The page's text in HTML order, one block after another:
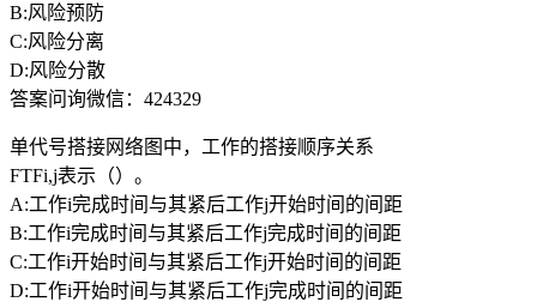
B:风险预防
C:风险分离
D:风险分散
答案问询微信：424329
单代号搭接网络图中，工作的搭接顺序关系
FTFi,j表示（）。
A:工作i完成时间与其紧后工作j开始时间的间距
B:工作i完成时间与其紧后工作j完成时间的间距
C:工作i开始时间与其紧后工作j开始时间的间距
D:工作i开始时间与其紧后工作j完成时间的间距